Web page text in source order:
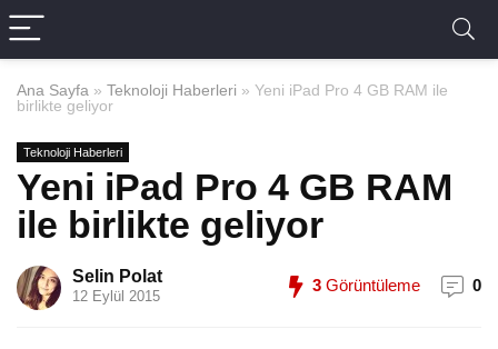
Ana Sayfa » Teknoloji Haberleri » Yeni iPad Pro 4 GB RAM ile
birlikte geliyor
Teknoloji Haberleri
Yeni iPad Pro 4 GB RAM
ile birlikte geliyor
Selin Polat
12 Eylül 2015
3 Görüntüleme 0